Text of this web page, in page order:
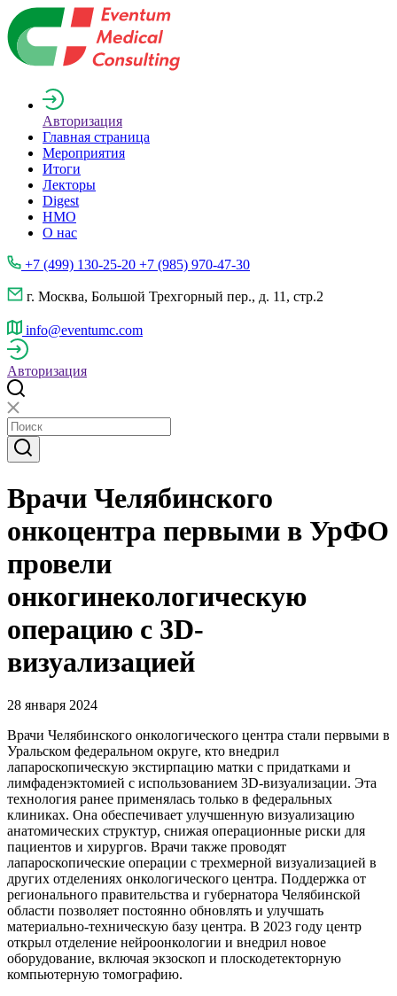
Авторизация
Главная страница
Мероприятия
Итоги
Лекторы
Digest
НМО
О нас
+7 (499) 130-25-20 +7 (985) 970-47-30
г. Москва, Большой Трехгорный пер., д. 11, стр.2
info@eventumc.com
Авторизация
Врачи Челябинского
онкоцентра первыми в УрФО
провели
онкогинекологическую
операцию с 3D-
визуализацией
28 января 2024
Врачи Челябинского онкологического центра стали первыми в
Уральском федеральном округе, кто внедрил
лапароскопическую экстирпацию матки с придатками и
лимфаденэктомией с использованием 3D-визуализации. Эта
технология ранее применялась только в федеральных
клиниках. Она обеспечивает улучшенную визуализацию
анатомических структур, снижая операционные риски для
пациентов и хирургов. Врачи также проводят
лапароскопические операции с трехмерной визуализацией в
других отделениях онкологического центра. Поддержка от
регионального правительства и губернатора Челябинской
области позволяет постоянно обновлять и улучшать
материально-техническую базу центра. В 2023 году центр
открыл отделение нейроонкологии и внедрил новое
оборудование, включая экзоскоп и плоскодетекторную
компьютерную томографию.